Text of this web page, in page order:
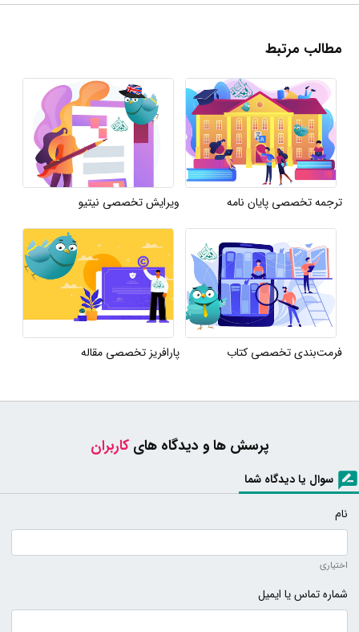
مطالب مرتبط
ترجمه تخصصی پایان نامه ویرایش تخصصی نیتیو
فرمت‌بندی تخصصی کتاب پارافریز تخصصی مقاله
پرسش ها و دیدگاه هایکاربران
سوال یا دیدگاه شما
نام
اختیاری
شماره تماس یا ایمیل